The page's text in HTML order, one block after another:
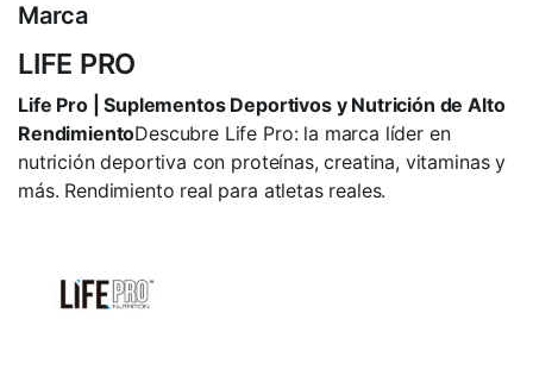
Marca
LIFE PRO
Life Pro | Suplementos Deportivos y Nutrición de Alto
RendimientoDescubre Life Pro: la marca líder en
nutrición deportiva con proteínas, creatina, vitaminas y
más. Rendimiento real para atletas reales.